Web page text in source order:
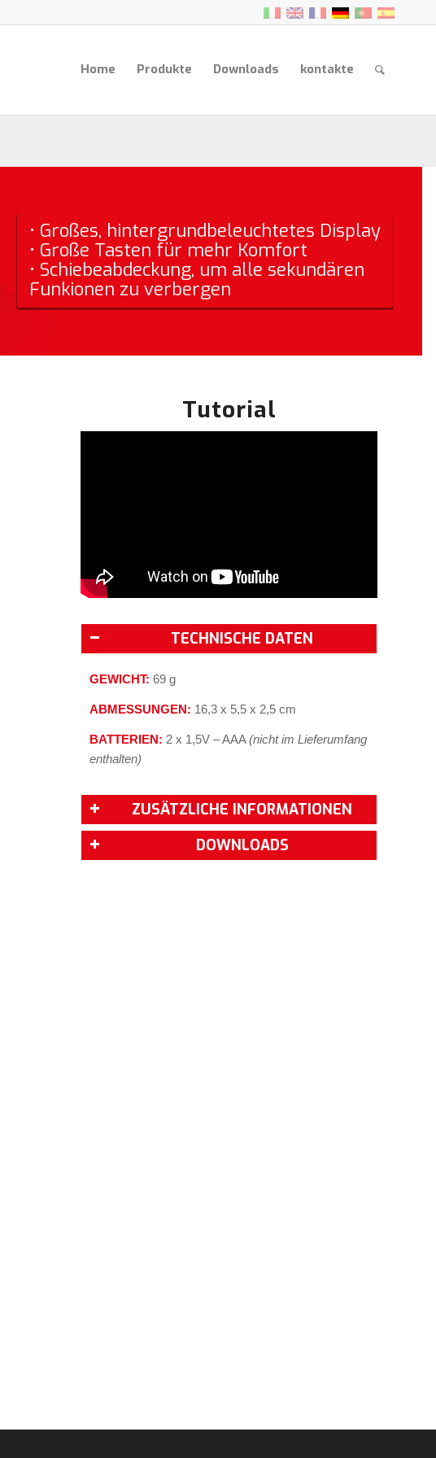
Home Produkte Downloads kontakte
• Großes, hintergrundbeleuchtetes Display
• Große Tasten für mehr Komfort
• Schiebeabdeckung, um alle sekundären
Funkionen zu verbergen
Tutorial
TECHNISCHE DATEN
GEWICHT: 69 g
ABMESSUNGEN: 16,3 x 5,5 x 2,5 cm
BATTERIEN: 2 x 1,5V – AAA(nicht im Lieferumfang
enthalten)
ZUSÄTZLICHE INFORMATIONEN
DOWNLOADS